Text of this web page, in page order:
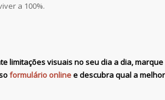
a 100%.
limitações visuais no seu dia a dia,marque
formulário onlinee descubra qual a